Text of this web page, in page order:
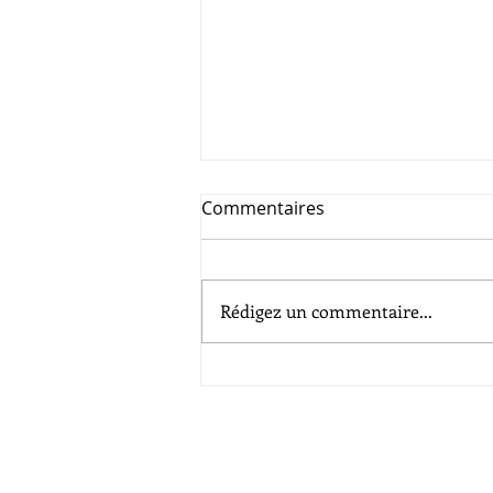
Commentaires
Rédigez un commentaire...